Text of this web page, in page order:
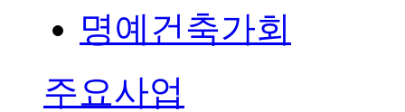
명예건축가회
주요사업